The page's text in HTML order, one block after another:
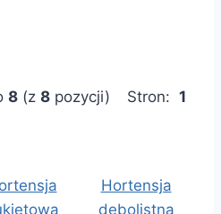
8 (z 8 pozycji) Stron: 1
Hortensja
dębolistna